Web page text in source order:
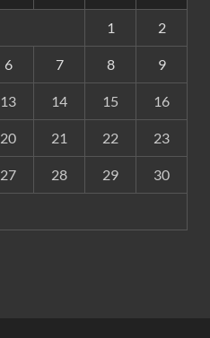
1 2
6 7 8 9
13 14 15 16
20 21 22 23
27 28 29 30